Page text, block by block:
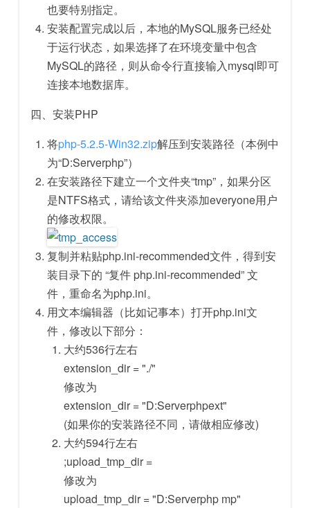
也要特别指定。
安装配置完成以后，本地的MySQL服务已经处
于运行状态，如果选择了在环境变量中包含
MySQL的路径，则从命令行直接输入mysql即可
连接本地数据库。
四、安装PHP
将php-5.2.5-Win32.zip解压到安装路径（本例中
为“D:Serverphp”）
在安装路径下建立一个文件夹“tmp”，如果分区
是NTFS格式，请给该文件夹添加everyone用户
的修改权限。
复制并粘贴php.ini-recommended文件，得到安
装目录下的 “复件 php.ini-recommended” 文
件，重命名为php.ini。
用文本编辑器（比如记事本）打开php.ini文
件，修改以下部分：
大约536行左右
extension_dir = "./"
修改为
extension_dir = "D:Serverphpext"
(如果你的安装路径不同，请做相应修改)
大约594行左右
;upload_tmp_dir =
修改为
upload_tmp_dir = "D:Serverphp mp"